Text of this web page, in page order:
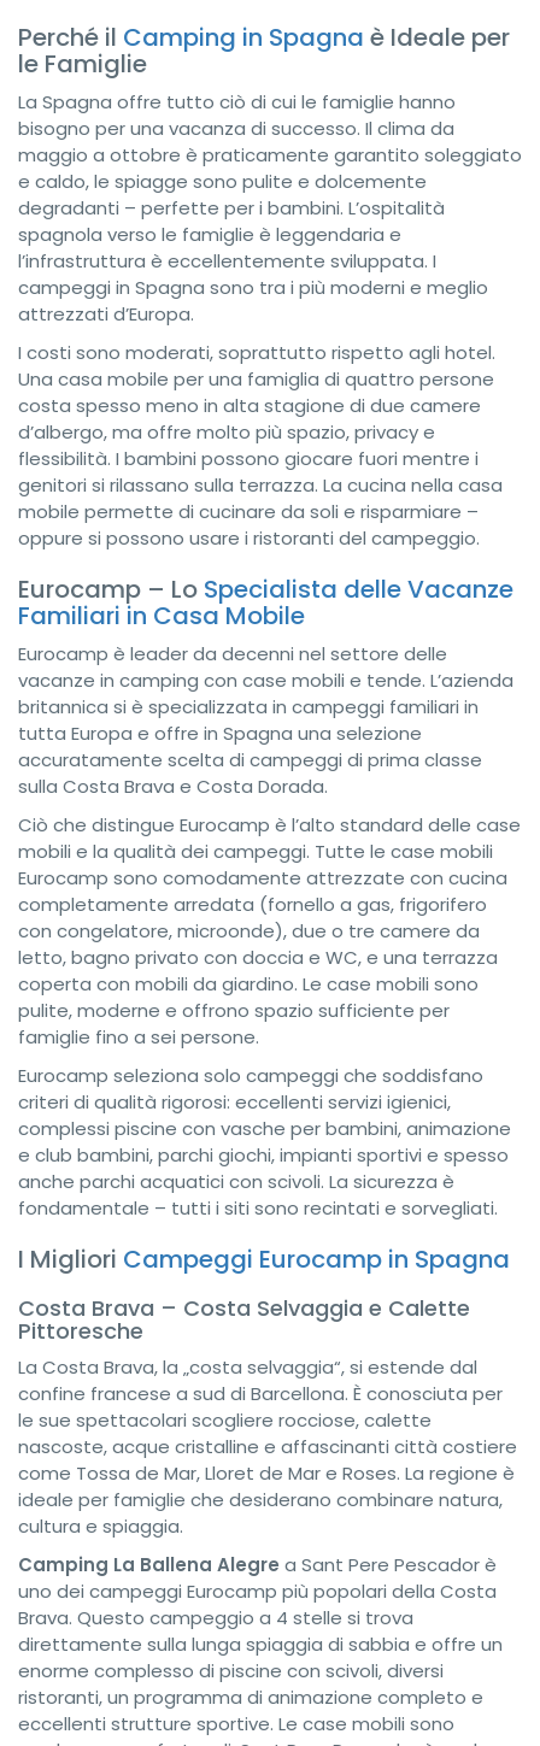
Perché il Camping in Spagna è Ideale per
le Famiglie
La Spagna offre tutto ciò di cui le famiglie hanno
bisogno per una vacanza di successo. Il clima da
maggio a ottobre è praticamente garantito soleggiato
e caldo, le spiagge sono pulite e dolcemente
degradanti – perfette per i bambini. L’ospitalità
spagnola verso le famiglie è leggendaria e
l’infrastruttura è eccellentemente sviluppata. I
campeggi in Spagna sono tra i più moderni e meglio
attrezzati d’Europa.
I costi sono moderati, soprattutto rispetto agli hotel.
Una casa mobile per una famiglia di quattro persone
costa spesso meno in alta stagione di due camere
d’albergo, ma offre molto più spazio, privacy e
flessibilità. I bambini possono giocare fuori mentre i
genitori si rilassano sulla terrazza. La cucina nella casa
mobile permette di cucinare da soli e risparmiare –
oppure si possono usare i ristoranti del campeggio.
Eurocamp – Lo Specialista delle Vacanze
Familiari in Casa Mobile
Eurocamp è leader da decenni nel settore delle
vacanze in camping con case mobili e tende. L’azienda
britannica si è specializzata in campeggi familiari in
tutta Europa e offre in Spagna una selezione
accuratamente scelta di campeggi di prima classe
sulla Costa Brava e Costa Dorada.
Ciò che distingue Eurocamp è l’alto standard delle case
mobili e la qualità dei campeggi. Tutte le case mobili
Eurocamp sono comodamente attrezzate con cucina
completamente arredata (fornello a gas, frigorifero
con congelatore, microonde), due o tre camere da
letto, bagno privato con doccia e WC, e una terrazza
coperta con mobili da giardino. Le case mobili sono
pulite, moderne e offrono spazio sufficiente per
famiglie fino a sei persone.
Eurocamp seleziona solo campeggi che soddisfano
criteri di qualità rigorosi: eccellenti servizi igienici,
complessi piscine con vasche per bambini, animazione
e club bambini, parchi giochi, impianti sportivi e spesso
anche parchi acquatici con scivoli. La sicurezza è
fondamentale – tutti i siti sono recintati e sorvegliati.
I Migliori Campeggi Eurocamp in Spagna
Costa Brava – Costa Selvaggia e Calette
Pittoresche
La Costa Brava, la „costa selvaggia“, si estende dal
confine francese a sud di Barcellona. È conosciuta per
le sue spettacolari scogliere rocciose, calette
nascoste, acque cristalline e affascinanti città costiere
come Tossa de Mar, Lloret de Mar e Roses. La regione è
ideale per famiglie che desiderano combinare natura,
cultura e spiaggia.
Camping La Ballena Alegre a Sant Pere Pescador è
uno dei campeggi Eurocamp più popolari della Costa
Brava. Questo campeggio a 4 stelle si trova
direttamente sulla lunga spiaggia di sabbia e offre un
enorme complesso di piscine con scivoli, diversi
ristoranti, un programma di animazione completo e
eccellenti strutture sportive. Le case mobili sono